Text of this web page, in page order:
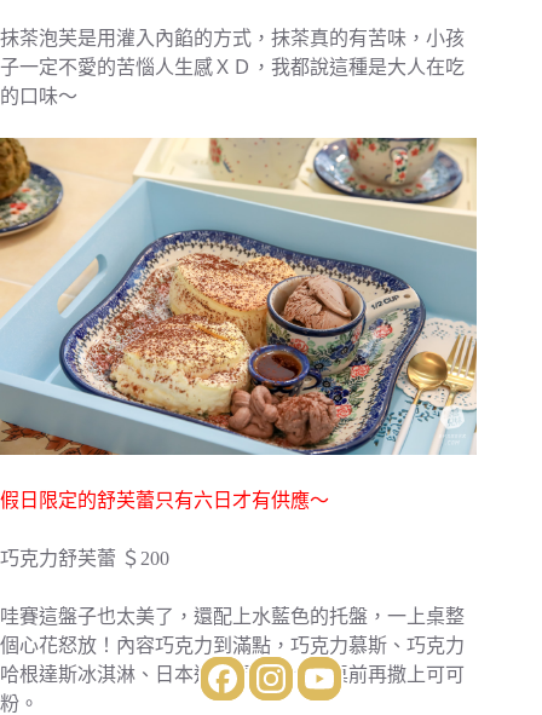
抹茶泡芙是用灌入內餡的方式，抹茶真的有苦味，小孩
子一定不愛的苦惱人生感ＸＤ，我都說這種是大人在吃
的口味～
假日限定的舒芙蕾只有六日才有供應～
巧克力舒芙蕾 ＄200
哇賽這盤子也太美了，還配上水藍色的托盤，一上桌整
個心花怒放！內容巧克力到滿點，巧克力慕斯、巧克力
哈根達斯冰淇淋、日本進口楓糖漿～上桌前再撒上可可
粉。